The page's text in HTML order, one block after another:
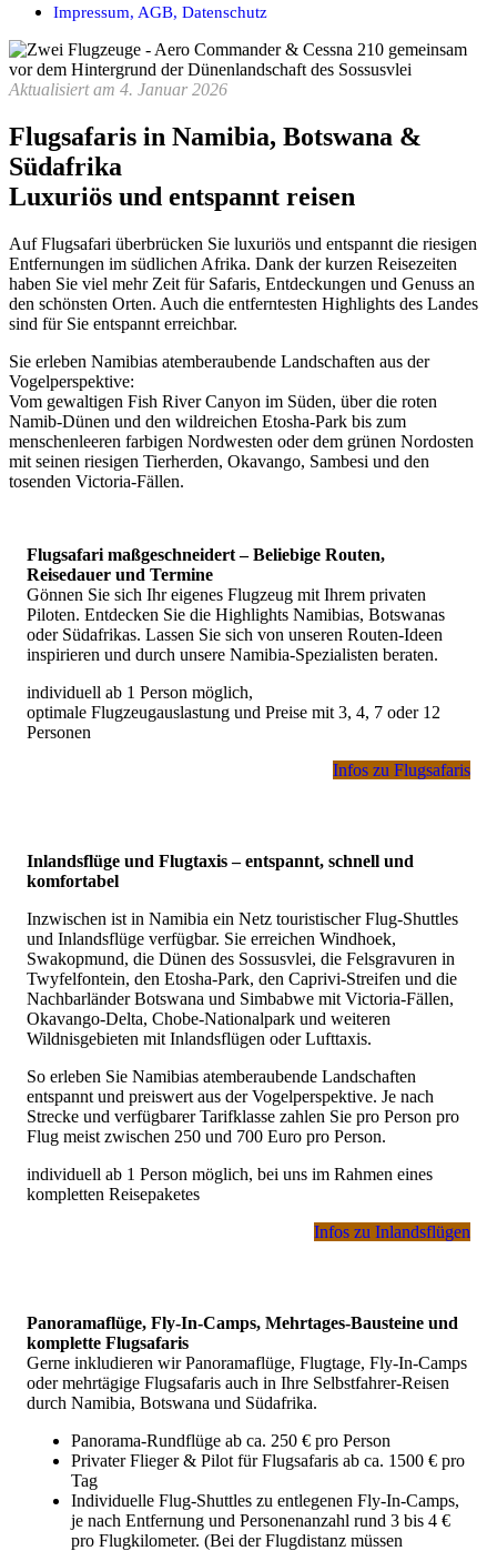
Impressum, AGB, Datenschutz
Aktualisiert am 4. Januar 2026
Flugsafaris in Namibia, Botswana &
Südafrika
Luxuriös und entspannt reisen
Auf Flugsafari überbrücken Sie luxuriös und entspannt die riesigen
Entfernungen im südlichen Afrika. Dank der kurzen Reisezeiten
haben Sie viel mehr Zeit für Safaris, Entdeckungen und Genuss an
den schönsten Orten. Auch die entferntesten Highlights des Landes
sind für Sie entspannt erreichbar.
Sie erleben Namibias atemberaubende Landschaften aus der
Vogelperspektive:
Vom gewaltigen Fish River Canyon im Süden, über die roten
Namib-Dünen und den wildreichen Etosha-Park bis zum
menschenleeren farbigen Nordwesten oder dem grünen Nordosten
mit seinen riesigen Tierherden, Okavango, Sambesi und den
tosenden Victoria-Fällen.
Flugsafari maßgeschneidert – Beliebige Routen,
Reisedauer und Termine
Gönnen Sie sich Ihr eigenes Flugzeug mit Ihrem privaten
Piloten. Entdecken Sie die Highlights Namibias, Botswanas
oder Südafrikas. Lassen Sie sich von unseren Routen-Ideen
inspirieren und durch unsere Namibia-Spezialisten beraten.
individuell ab 1 Person möglich,
optimale Flugzeugauslastung und Preise mit 3, 4, 7 oder 12
Personen
Infos zu Flugsafaris
Inlandsflüge und Flugtaxis – entspannt, schnell und
komfortabel
Inzwischen ist in Namibia ein Netz touristischer Flug-Shuttles
und Inlandsflüge verfügbar. Sie erreichen Windhoek,
Swakopmund, die Dünen des Sossusvlei, die Felsgravuren in
Twyfelfontein, den Etosha-Park, den Caprivi-Streifen und die
Nachbarländer Botswana und Simbabwe mit Victoria-Fällen,
Okavango-Delta, Chobe-Nationalpark und weiteren
Wildnisgebieten mit Inlandsflügen oder Lufttaxis.
So erleben Sie Namibias atemberaubende Landschaften
entspannt und preiswert aus der Vogelperspektive. Je nach
Strecke und verfügbarer Tarifklasse zahlen Sie pro Person pro
Flug meist zwischen 250 und 700 Euro pro Person.
individuell ab 1 Person möglich, bei uns im Rahmen eines
kompletten Reisepaketes
Infos zu Inlandsflügen
Panoramaflüge, Fly-In-Camps, Mehrtages-Bausteine und
komplette Flugsafaris
Gerne inkludieren wir Panoramaflüge, Flugtage, Fly-In-Camps
oder mehrtägige Flugsafaris auch in Ihre Selbstfahrer-Reisen
durch Namibia, Botswana und Südafrika.
Panorama-Rundflüge ab ca. 250 € pro Person
Privater Flieger & Pilot für Flugsafaris ab ca. 1500 € pro
Tag
Individuelle Flug-Shuttles zu entlegenen Fly-In-Camps,
je nach Entfernung und Personenanzahl rund 3 bis 4 €
pro Flugkilometer. (Bei der Flugdistanz müssen